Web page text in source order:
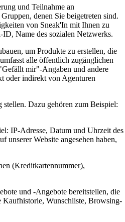
und Teilnahme an
denen Sie beigetreten sind.
von Sneak'In mit Ihnen zu
Name des sozialen Netzwerks.
um Produkte zu erstellen, die
alle öffentlich zugänglichen
mir"-Angaben und andere
oder indirekt von Agenturen
Dazu gehören zum Beispiel:
IP-Adresse, Datum und Uhrzeit des
unserer Website angesehen haben,
(Kreditkartennummer),
und -Angebote bereitstellen, die
Kaufhistorie, Wunschliste, Browsing-